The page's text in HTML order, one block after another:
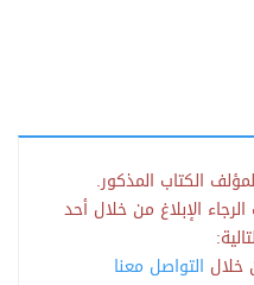
الكتاب المذكور.
الإبلاغ من خلال أحد
خلال التواصل معنا